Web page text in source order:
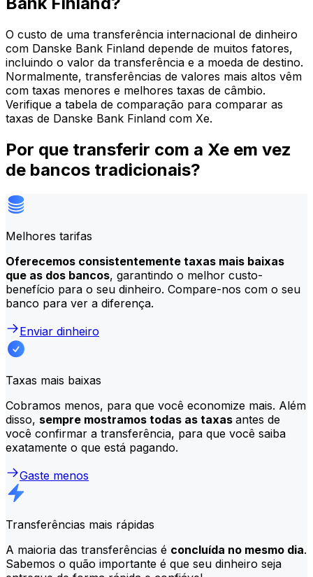
O custo de uma transferência internacional de dinheiro
com Danske Bank Finland depende de muitos fatores,
incluindo o valor da transferência e a moeda de destino.
Normalmente, transferências de valores mais altos vêm
com taxas menores e melhores taxas de câmbio.
Verifique a tabela de comparação para comparar as
taxas de Danske Bank Finland com Xe.
Por que transferir com a Xe em vez
de bancos tradicionais?
Melhores tarifas
Oferecemos consistentemente taxas mais baixas
que as dos bancos, garantindo o melhor custo-
benefício para o seu dinheiro. Compare-nos com o seu
banco para ver a diferença.
Enviar dinheiro
Taxas mais baixas
Cobramos menos, para que você economize mais. Além
disso, sempre mostramos todas as taxas antes de
você confirmar a transferência, para que você saiba
exatamente o que está pagando.
Gaste menos
Transferências mais rápidas
A maioria das transferências é concluída no mesmo dia.
Sabemos o quão importante é que seu dinheiro seja